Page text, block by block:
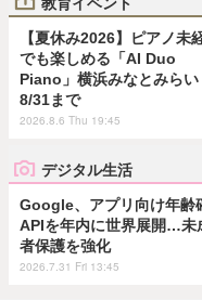
【夏休み2026】ピアノ未
でも楽しめる「AI Duo
Piano」横浜みなとみらい
8/31まで
2026.8.6 Thu 19:45
デジタル生活
Google、アプリ向け年齢
APIを年内に世界展開…未
者保護を強化
2026.7.31 Fri 13:45